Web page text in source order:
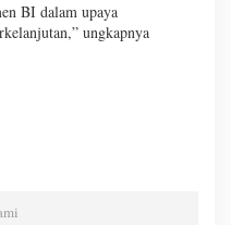
BI dalam upaya
ungkapnya